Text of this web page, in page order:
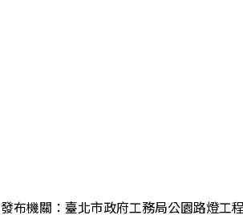
發布機關：臺北市政府工務局公園路燈工